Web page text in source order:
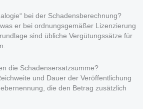
bei der Schadensberechnung?
er bei ordnungsgemäßer Lizenzierung
sind übliche Vergütungssätze für
die Schadensersatzsumme?
und Dauer der Veröffentlichung
die den Betrag zusätzlich